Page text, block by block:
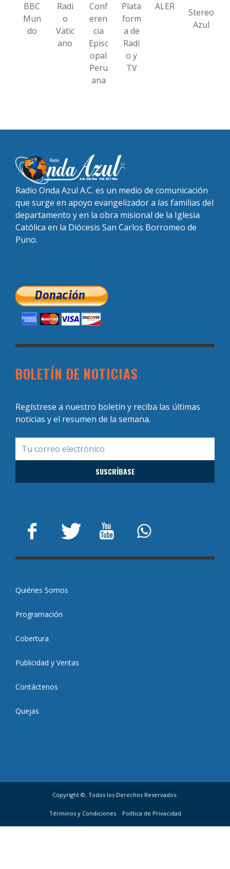
BBC
Mun
do
Radi
o
Vatic
ano
Conf
eren
cia
Episc
opal
Peru
ana
Plata
form
a de
Radi
o y
TV
ALER
Stereo
Azul
Radio Onda Azul A.C. es un medio de comunicación
que surge en apoyo evangelizador a las familias del
departamento y en la obra misional de la Iglesia
Católica en la Diócesis San Carlos Borromeo de
Puno.
BOLETÍN DE NOTICIAS
Regístrese a nuestro boletín y reciba las últimas
noticias y el resumen de la semana.
Quiénes Somos
Programación
Cobertura
Publicidad y Ventas
Contáctenos
Quejas
Copyright ©, Todos los Derechos Reservados.
Términos y Condiciones Política de Privacidad